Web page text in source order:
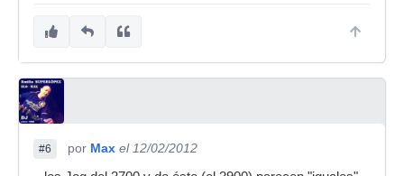
#6 por Max el 12/02/2012